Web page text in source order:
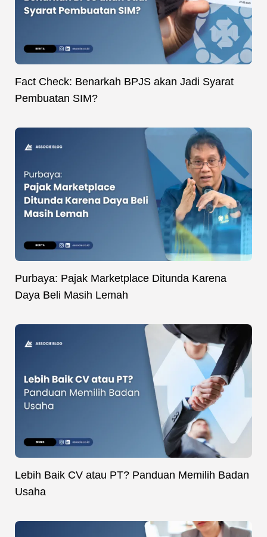
Fact Check: Benarkah BPJS akan Jadi Syarat
Pembuatan SIM?
Purbaya: Pajak Marketplace Ditunda Karena
Daya Beli Masih Lemah
Lebih Baik CV atau PT? Panduan Memilih Badan
Usaha